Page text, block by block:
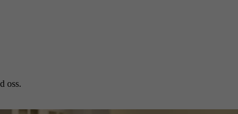
oss.